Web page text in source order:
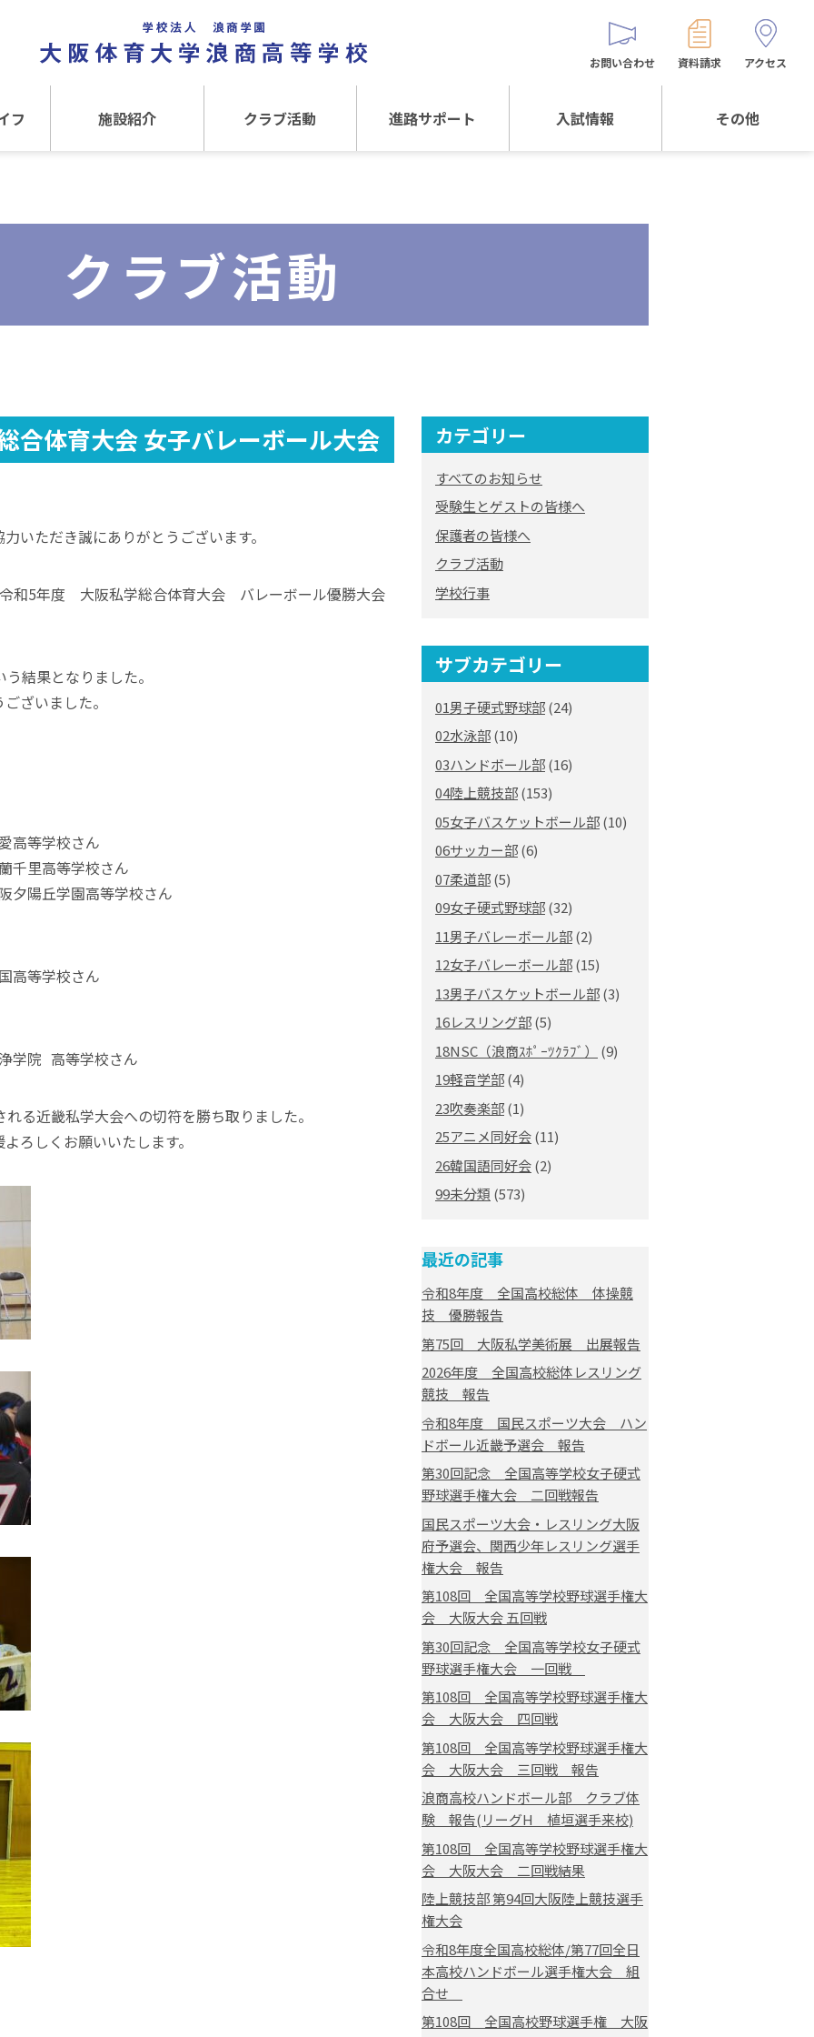
フ 施設紹介 クラブ活動
文化クラブ
進路サポート 入試情報 その他
お問い合わせ 資料請求 アクセス
クラブ活動
体育大会 女子バレーボール大会
いただき誠にありがとうございます。
和5年度 大阪私学総合体育大会 バレーボール優勝大会
結果となりました。
ざいました。
高等学校さん
里高等学校さん
陽丘学園高等学校さん
高等学校さん
学院 高等学校さん
る近畿私学大会への切符を勝ち取りました。
ろしくお願いいたします。
カテゴリー
すべてのお知らせ
受験生とゲストの皆様へ
保護者の皆様へ
クラブ活動
学校行事
サブカテゴリー
01男子硬式野球部(24)
02水泳部(10)
03ハンドボール部(16)
04陸上競技部(153)
05女子バスケットボール部(10)
06サッカー部(6)
07柔道部(5)
09女子硬式野球部(32)
11男子バレーボール部(2)
12女子バレーボール部(15)
13男子バスケットボール部(3)
16レスリング部(5)
18NSC（浪商ｽﾎﾟｰﾂｸﾗﾌﾞ）
(9)
19軽音学部(4)
23吹奏楽部(1)
25アニメ同好会(11)
26韓国語同好会(2)
99未分類 (573)
最近の記事
令和8年度 全国高校総体 体操競
技 優勝報告
第75回 大阪私学美術展 出展報告
2026年度 全国高校総体レスリング
競技 報告
令和8年度 国民スポーツ大会 ハン
ドボール近畿予選会 報告
第30回記念 全国高等学校女子硬式
野球選手権大会 二回戦報告
国民スポーツ大会・レスリング大阪
府予選会、関西少年レスリング選手
権大会 報告
第108回 全国高等学校野球選手権大
会 大阪大会 五回戦
第30回記念 全国高等学校女子硬式
野球選手権大会 一回戦
第108回 全国高等学校野球選手権大
会 大阪大会 四回戦
第108回 全国高等学校野球選手権大
会 大阪大会 三回戦 報告
浪商高校ハンドボール部 クラブ体
験 報告(リーグH 植垣選手来校)
第108回 全国高等学校野球選手権大
会 大阪大会 二回戦結果
陸上競技部 第94回大阪陸上競技選手
権大会
令和8年度全国高校総体/第77回全日
本高校ハンドボール選手権大会 組
合せ
第108回 全国高校野球選手権 大阪